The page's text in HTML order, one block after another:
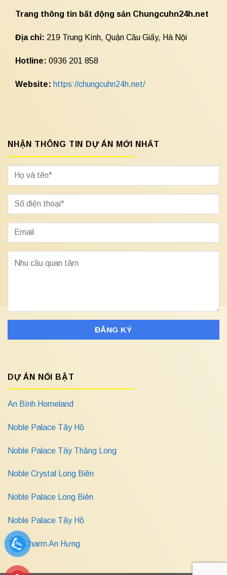
Trang thông tin bất động sản Chungcuhn24h.net
Địa chỉ: 219 Trung Kính, Quận Cầu Giấy, Hà Nội
Hotline: 0936 201 858
Website: https://chungcuhn24h.net/
NHẬN THÔNG TIN DỰ ÁN MỚI NHẤT
DỰ ÁN NỔI BẬT
An Bình Homeland
Noble Palace Tây Hồ
Noble Palace Tây Thăng Long
Noble Crystal Long Biên
Noble Palace Long Biên
Noble Palace Tây Hồ
The Charm An Hưng